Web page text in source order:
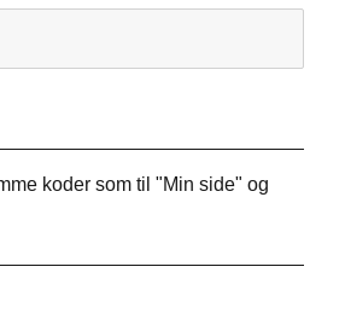
koder som til "Min side" og